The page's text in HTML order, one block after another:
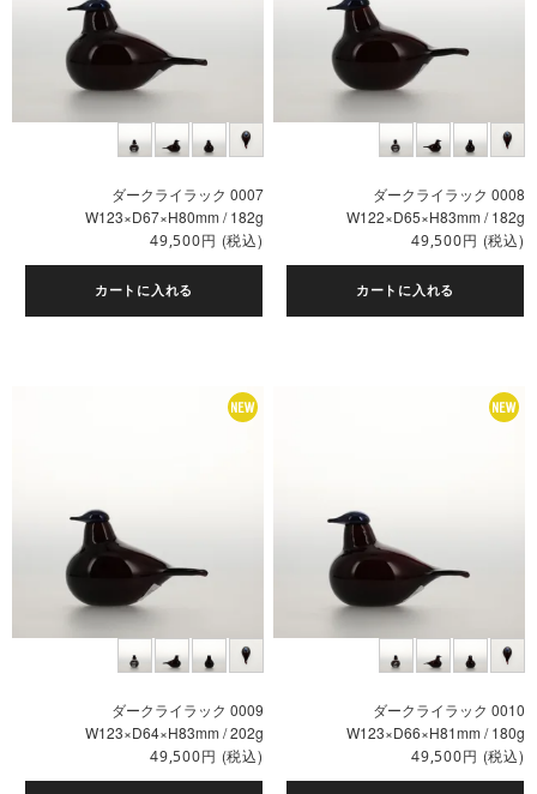
ダークライラック 0007
W123×D67×H80mm / 182g
49,500円 (税込)
カートに入れる
ダークライラック 0008
W122×D65×H83mm / 182g
49,500円 (税込)
カートに入れる
ダークライラック 0009
W123×D64×H83mm / 202g
49,500円 (税込)
ダークライラック 0010
W123×D66×H81mm / 180g
49,500円 (税込)